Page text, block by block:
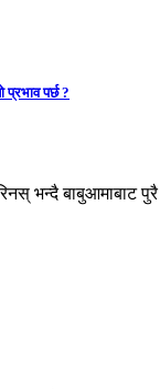
पर्छ ?
भन्दै बाबुआमाबाट